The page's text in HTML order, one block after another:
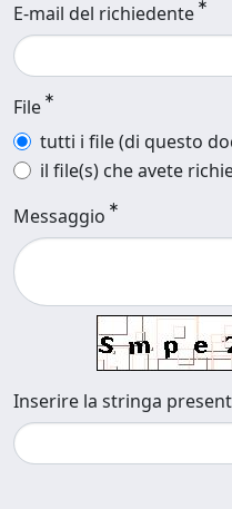
E-mail del richiedente
File
tutti i file (di questo
il file(s) che avete
Messaggio
Inserire la stringa